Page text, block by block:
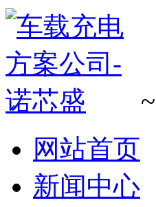
网站首页
新闻中心